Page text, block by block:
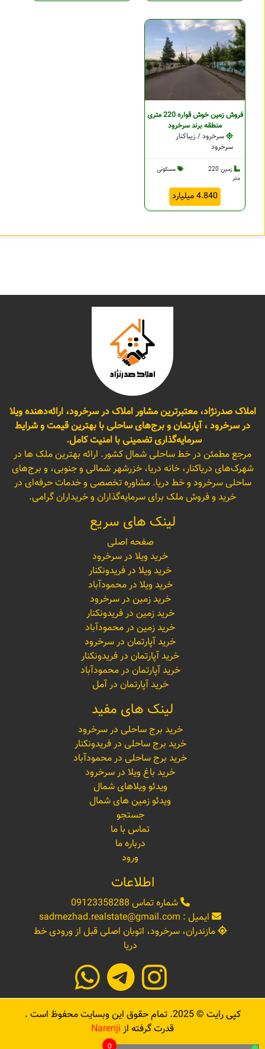
فروش زمین خوش قواره 220 متری
منطقه برند سرخرود
سرخرود / زیباکنار
سرخرود
زمین 220
متر
مسکونی
4.840 میلیارد
املاک صدرنژاد، معتبرترین مشاور املاک در سرخرود، ارائه‌دهنده ویلا
در سرخرود ، آپارتمان و برج‌های ساحلی با بهترین قیمت و شرایط
سرمایه‌گذاری تضمینی با امنیت کامل.
مرجع مطمئن در خط ساحلی شمال کشور. ارائه بهترین ملک ها در
شهرک‌های دریاکنار، خانه دریا، خزرشهر شمالی و جنوبی، و برج‌های
ساحلی سرخرود و خط دریا. مشاوره تخصصی و خدمات حرفه‌ای در
خرید و فروش ملک برای سرمایه‌گذاران و خریداران گرامی.
لینک های سریع
صفحه اصلی
خرید ویلا در سرخرود
خرید ویلا در فریدونکنار
خرید ویلا در محمودآباد
خرید زمین در سرخرود
خرید زمین در فریدونکنار
خرید زمین در محمودآباد
خرید آپارتمان در سرخرود
خرید آپارتمان در فریدونکنار
خرید آپارتمان در محمودآباد
خرید آپارتمان در آمل
لینک های مفید
خرید برج ساحلی در سرخرود
خرید برج ساحلی در فریدونکنار
خرید برج ساحلی در محمودآباد
خرید باغ ویلا در سرخرود
ویدئو ویلاهای شمال
ویدئو زمین های شمال
جستجو
تماس با ما
درباره ما
ورود
اطلاعات
شماره تماس 09123358288
ایمیل : sadrnezhad.realstate@gmail.com
مازندران، سرخرود، اتوبان اصلی قبل از ورودی خط
دریا
کپی رایت ©2025. تمام حقوق این وبسایت محفوظ است .
قدرت گرفته از Narenji
0